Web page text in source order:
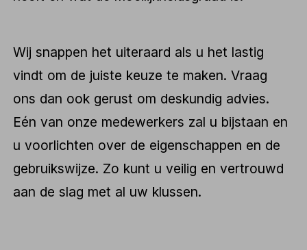
Wij snappen het uiteraard als u het lastig
vindt om de juiste keuze te maken. Vraag
ons dan ook gerust om deskundig advies.
Eén van onze medewerkers zal u bijstaan en
u voorlichten over de eigenschappen en de
gebruikswijze. Zo kunt u veilig en vertrouwd
aan de slag met al uw klussen.